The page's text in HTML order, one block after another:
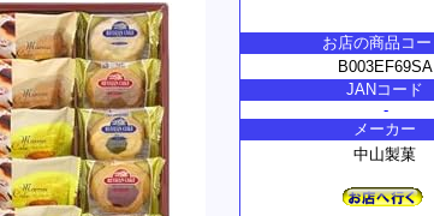
お店の商品コ
B003EF69SA
JANコード
-
メーカー
中山製菓